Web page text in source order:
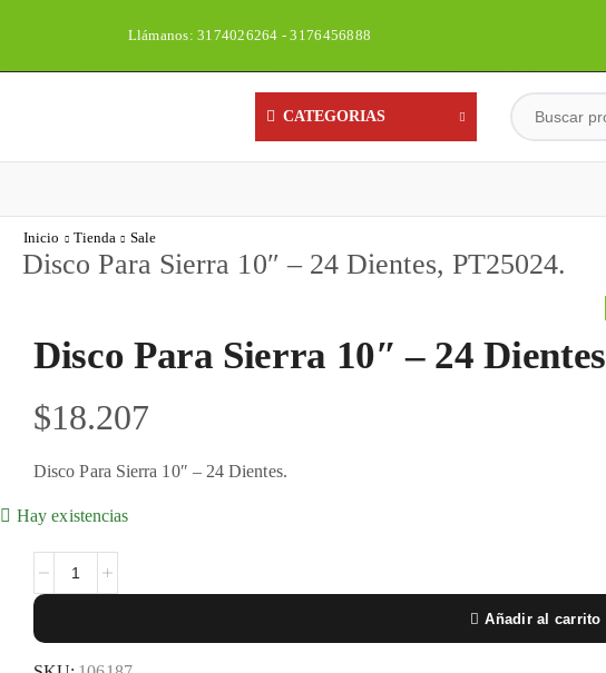
Llámanos: 3174026264 - 3176456888
CATEGORIAS
Inicio Tienda Sale
Disco Para Sierra 10″ – 24 Dientes, PT25024.
Disco Para Sierra 10″ – 24
$18.207
Disco Para Sierra 10″ – 24 Dientes.
Hay existencias
Añadir al carrito